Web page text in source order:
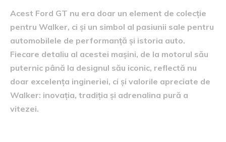
Acest Ford GT nu era doar un element de colecție
pentru Walker, ci și un simbol al pasiunii sale pentru
automobilele de performanță și istoria auto.
Fiecare detaliu al acestei mașini, de la motorul său
puternic până la designul său iconic, reflectă nu
doar excelența ingineriei, ci și valorile apreciate de
Walker: inovația, tradiția și adrenalina pură a
vitezei.